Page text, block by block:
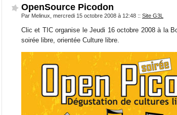
OpenSource Picodon
Par Melinux, mercredi 15 octobre 2008 à 12:48 :: Site G3L
Clic et TIC organise le Jeudi 16 octobre 2008 à la
soirée libre, orientée Culture libre.